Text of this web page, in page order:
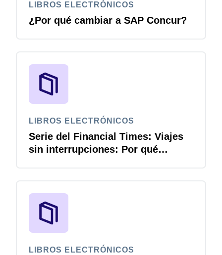
LIBROS ELECTRÓNICOS
¿Por qué cambiar a SAP Concur?
LIBROS ELECTRÓNICOS
Serie del Financial Times: Viajes
sin interrupciones: Por qué
LIBROS ELECTRÓNICOS